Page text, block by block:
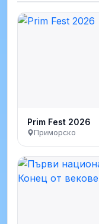
Prim Fest 2026
Приморско